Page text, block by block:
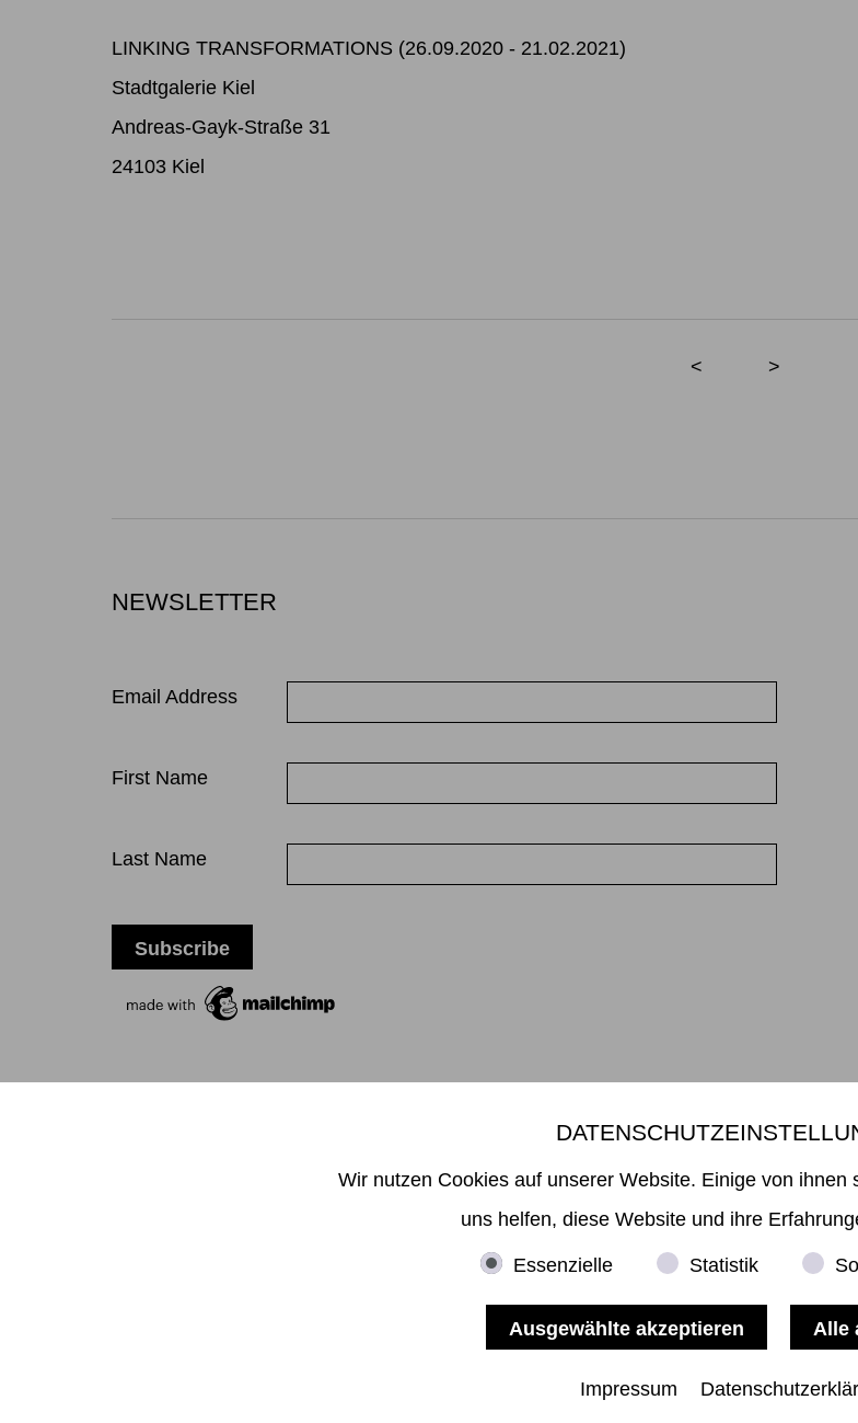
LINKING TRANSFORMATIONS (26.09.2020 - 21.02.2021)
Stadtgalerie Kiel
Andreas-Gayk-Straße 31
24103 Kiel
< >
NEWSLETTER
Email Address
First Name
Last Name
Mikiko Sato Gallery ı Klosterwall 13 ı
T +49 40 32901980 ıinfo@mikikosatogallery.comı
ImpressumıAGBıWiderrufıDatenschutz
Wir nutzen Cookies auf unserer Website. Einige von ihnen
uns helfen, diese Website und ihre
Essenzielle Statistik
Impressum